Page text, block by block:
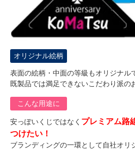
オリジナル絵柄
表面の絵柄・中面の等級もオリジナル
既製品では満足できないこだわり派の
こんな用途に
安っぽいくじではなく プレミアム路
つけたい！
ブランディングの一環として自社オリ